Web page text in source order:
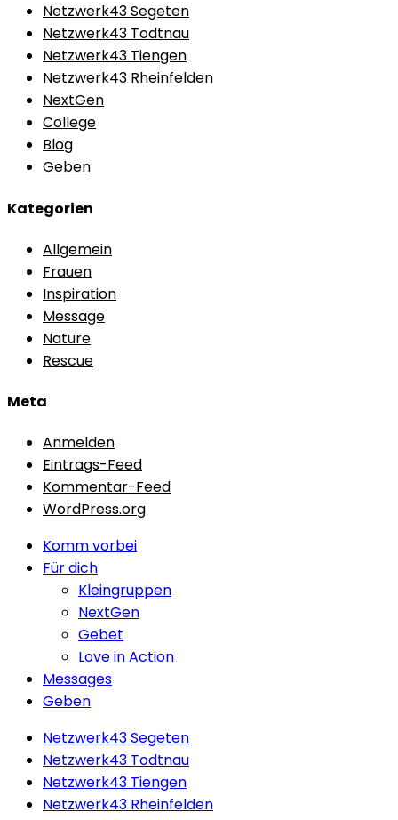
Netzwerk43 Segeten
Netzwerk43 Todtnau
Netzwerk43 Tiengen
Netzwerk43 Rheinfelden
NextGen
College
Blog
Geben
Kategorien
Allgemein
Frauen
Inspiration
Message
Nature
Rescue
Meta
Anmelden
Eintrags-Feed
Kommentar-Feed
WordPress.org
Close
Menu
Komm vorbei
Für dich
Kleingruppen
NextGen
Gebet
Love in Action
Messages
Geben
Netzwerk43 Segeten
Netzwerk43 Todtnau
Netzwerk43 Tiengen
Netzwerk43 Rheinfelden